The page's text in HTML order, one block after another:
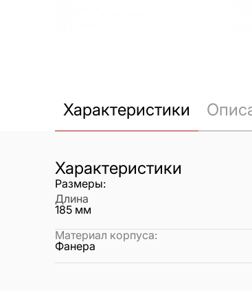
Характеристики
Характеристики
Размеры:
Длина
185 мм
Материал корпуса:
Фанера